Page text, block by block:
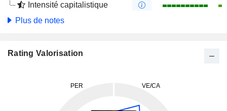
Intensité capitalistique
Plus de notes
Rating Valorisation